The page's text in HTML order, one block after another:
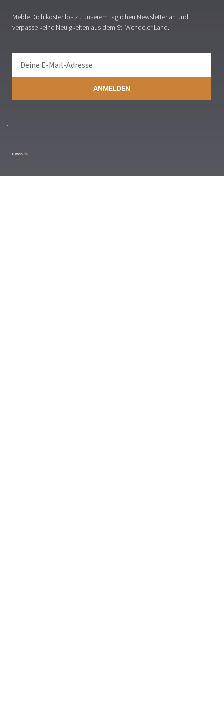
Melde Dich kostenlos zu unserem täglichen Newsletter an und
verpasse keine Neuigkeiten aus dem St. Wendeler Land.
ANMELDEN